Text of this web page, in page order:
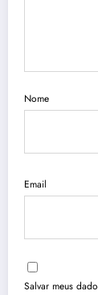
Nome
Email
Salvar meus